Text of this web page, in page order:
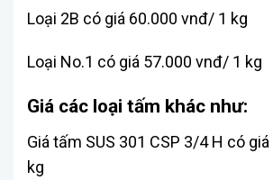
Loại 2B có giá 60.000 vnđ/ 1 kg
Loại No.1 có giá 57.000 vnđ/ 1 kg
Giá các loại tấm khác như:
Giá tấm SUS 301 CSP 3/4 H có
kg